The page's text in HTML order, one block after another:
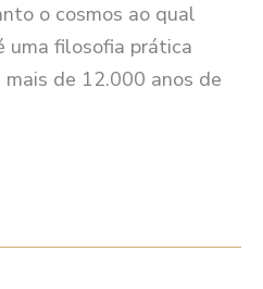
o cosmos ao qual
uma filosofia prática
de 12.000 anos de